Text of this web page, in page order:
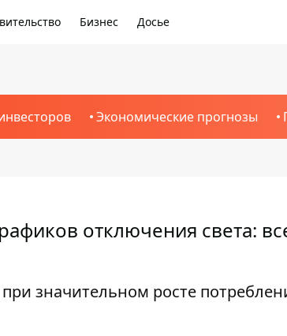
Бизнес Досье
Экономические прогнозы
отключения света:
значительном росте